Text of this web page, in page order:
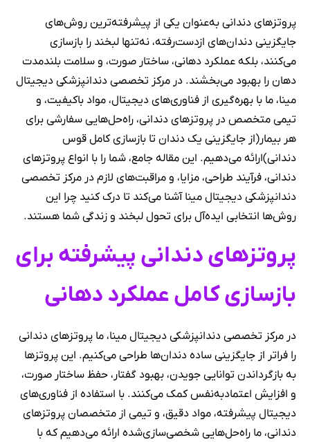
پروتزهای دندانی به‌عنوان یکی از پیشرفته‌ترین روش‌های
جایگزینی دندان‌های ازدست‌رفته، نه‌تنها لبخند را بازسازی
می‌کنند، بلکه عملکرد دهانی، ساختار صورت، و سلامت بلندمدت
دهان را بهبود می‌بخشند. در مرکز تخصصی دندانپزشکی دیجیتال
مینا، ما با بهره‌گیری از فناوری‌های دیجیتال، مواد باکیفیت، و
تیمی متخصص در پروتزهای دندانی، راه‌حل‌هایی سفارشی برای
هر بیمار(از جایگزینی یک دندان تا بازسازی کامل قوس
دندانی)ارائه می‌دهیم. این مقاله جامع، شما را با انواع پروتزهای
دندانی، فرآیند طراحی، مزایا، و مراقبت‌های لازم در مرکز تخصصی
دندانپزشکی دیجیتال مینا آشنا می‌کند تا درک کنید چرا این
روش‌ها انتخابی ایده‌آل برای تحول لبخند و زندگی شما هستند.
پروتزهای دندانی پیشرفته برای
بازسازی کامل عملکرد دهانی
در مرکز تخصصی دندانپزشکی دیجیتال مینا، ما پروتزهای دندانی
را فراتر از جایگزینی ساده دندان‌ها طراحی می‌کنیم. این پروتزها
به بازگرداندن توانایی جویدن، بهبود گفتار، حفظ ساختار صورت،
و افزایش اعتمادبه‌نفس کمک می‌کنند. با استفاده از فناوری‌های
دیجیتال پیشرفته، مواد دقیق، و تیمی از متخصصان پروتزهای
دندانی، ما راه‌حل‌هایی شخصی‌سازی‌شده ارائه می‌دهیم که با